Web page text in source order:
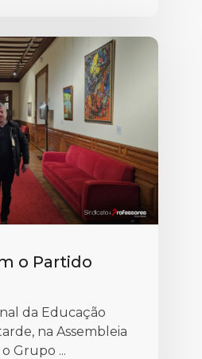
o Partido
da Educação
na Assembleia
Grupo ...